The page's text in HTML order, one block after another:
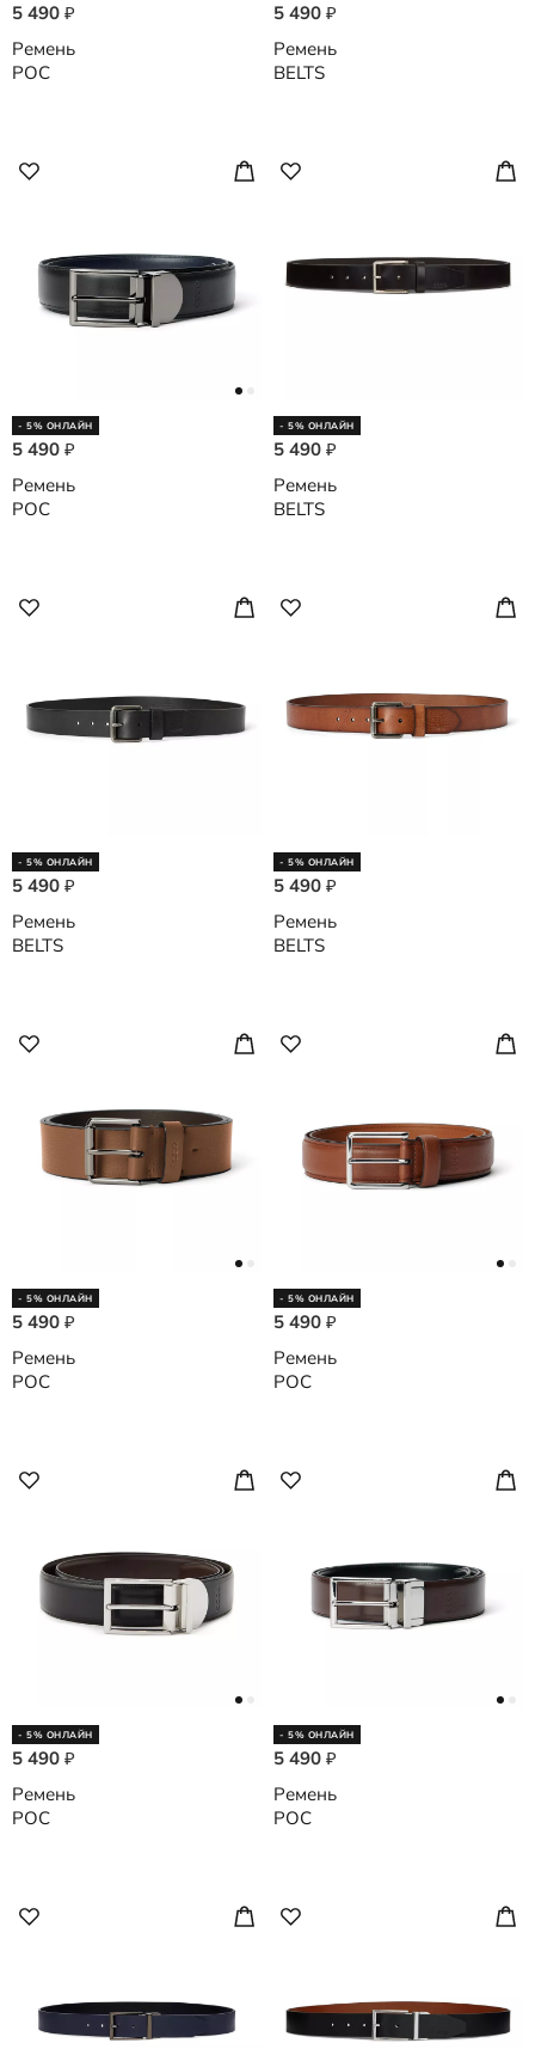
5 490 ₽
Ремень
POC
5 490 ₽
Ремень
BELTS
- 5% ОНЛАЙН
5 490 ₽
Ремень
POC
- 5% ОНЛАЙН
5 490 ₽
Ремень
BELTS
- 5% ОНЛАЙН
5 490 ₽
Ремень
BELTS
- 5% ОНЛАЙН
5 490 ₽
Ремень
BELTS
- 5% ОНЛАЙН
5 490 ₽
Ремень
POC
- 5% ОНЛАЙН
5 490 ₽
Ремень
POC
- 5% ОНЛАЙН
5 490 ₽
Ремень
POC
- 5% ОНЛАЙН
5 490 ₽
Ремень
POC